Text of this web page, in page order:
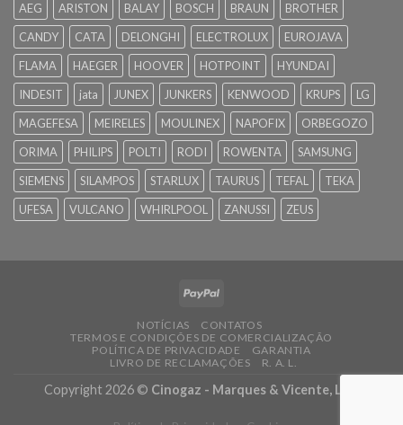
AEG ARISTON BALAY BOSCH BRAUN
BROTHER
CANDY
CATA DELONGHI ELECTROLUX
EUROJAVA
FLAMA
HAEGER HOOVER HOTPOINT
HYUNDAI
INDESIT
jata JUNEX JUNKERS KENWOOD KRUPS
LG
MAGEFESA
MEIRELES MOULINEX NAPOFIX
ORBEGOZO
ORIMA
PHILIPS POLTI RODI ROWENTA
SAMSUNG
SIEMENS
SILAMPOS STARLUX TAURUS TEFAL
TEKA
UFESA
VULCANO WHIRLPOOL ZANUSSI ZEUS
NOTÍCIAS
CONTATOS
TERMOS E CONDIÇÕES DE COMERCIALIZAÇÃO
POLÍTICA DE PRIVACIDADE
GARANTIA
LIVRO DE RECLAMAÇÕES
R. A. L.
Copyright 2026 © Cinogaz - Marques & Vicente, Lda.